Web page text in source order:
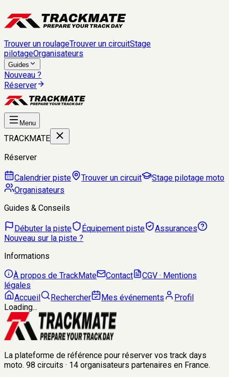
Trouver un roulageTrouver un circuitStage
pilotageOrganisateurs
Guides
Nouveau ?
Réserver
Menu
TRACKMATE
Réserver
Calendrier piste Trouver un circuit
Stage pilotage moto
Organisateurs
Guides & Conseils
Débuter la piste Équipement piste
Assurances
Nouveau sur la piste ?
Informations
À propos de TrackMate
Contact
CGV · Mentions
légales
Accueil
Rechercher Mes événements
Profil
Loading...
La plateforme de référence pour réserver vos track days
moto. 98 circuits · 14 organisateurs partenaires en France.